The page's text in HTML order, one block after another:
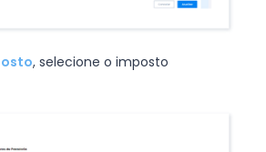
, selecione o imposto